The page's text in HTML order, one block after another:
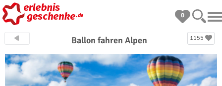
0
1155
Ballon fahren Alpen